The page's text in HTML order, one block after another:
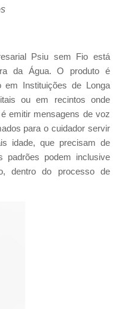
Psiu sem Fio está
da Água. O produto é
em Instituições de Longa
ou em recintos onde
emitir mensagens de voz
para o cuidador servir
idade, que precisam de
padrões podem inclusive
dentro do processo de